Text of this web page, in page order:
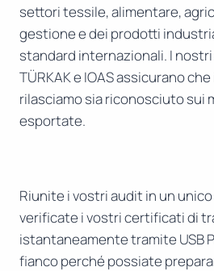
settori tessile, alimentare,
gestione e dei prodotti
standard internazionali. I
TÜRKAK e IOAS assicurano
rilasciamo sia riconosciuto sui
esportate.
Riunite i vostri audit in un
verificate i vostri certificati di
istantaneamente tramite USB
fianco perché possiate